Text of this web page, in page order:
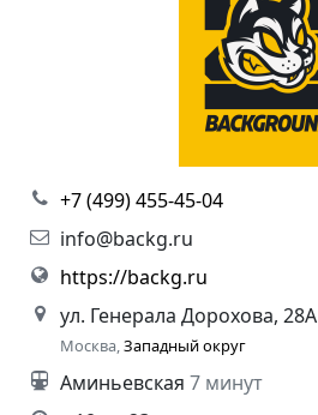
+7 (499) 455-45-04
info@backg.ru
https://backg.ru
ул. Генерала Дорохова, 28А
Москва,Западный округ
Аминьевская7 минут